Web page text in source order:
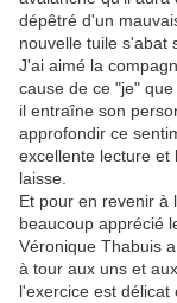
dépêtré d'un
nouvelle tuile s'abat
J'ai aimé la
cause de ce "je"
il entraîne son
approfondir ce
excellente lecture et
laisse.
Et pour en revenir à
beaucoup apprécié
Véronique Thabuis
à tour aux uns et
l'exercice est